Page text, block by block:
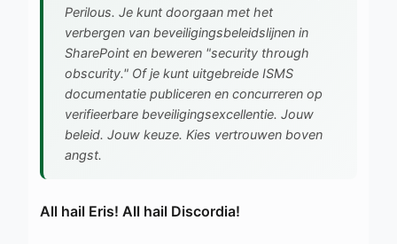
Perilous. Je kunt doorgaan met het
verbergen van beveiligingsbeleidslijnen in
SharePoint en beweren "security through
obscurity." Of je kunt uitgebreide ISMS
documentatie publiceren en concurreren op
verifieerbare beveiligingsexcellentie. Jouw
beleid. Jouw keuze. Kies vertrouwen boven
angst.
All hail Eris! All hail Discordia!